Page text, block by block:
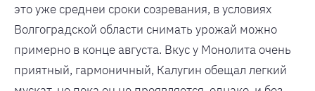
это уже среднеи сроки созревания, в условиях
Волгоградской области снимать урожай можно
примерно в конце августа. Вкус у Монолита очень
приятный, гармоничный, Калугин обещал легкий